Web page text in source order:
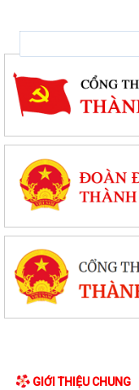
GIỚI THIỆU CHUNG